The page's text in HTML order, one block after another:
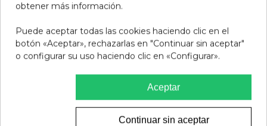
PIEDRA GUS SHA DE
obtener más información.
Puede aceptar todas las cookies haciendo clic en el
botón «Aceptar», rechazarlas en "Continuar sin aceptar"
o configurar su uso haciendo clic en «Configurar».
Aceptar
Continuar sin aceptar